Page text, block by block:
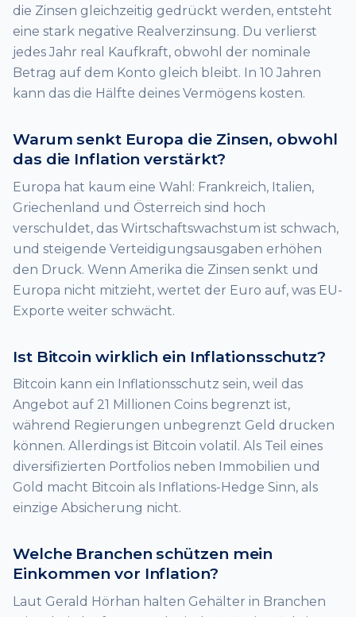
die Zinsen gleichzeitig gedrückt werden, entsteht
eine stark negative Realverzinsung. Du verlierst
jedes Jahr real Kaufkraft, obwohl der nominale
Betrag auf dem Konto gleich bleibt. In 10 Jahren
kann das die Hälfte deines Vermögens kosten.
Warum senkt Europa die Zinsen, obwohl
das die Inflation verstärkt?
Europa hat kaum eine Wahl: Frankreich, Italien,
Griechenland und Österreich sind hoch
verschuldet, das Wirtschaftswachstum ist schwach,
und steigende Verteidigungsausgaben erhöhen
den Druck. Wenn Amerika die Zinsen senkt und
Europa nicht mitzieht, wertet der Euro auf, was EU-
Exporte weiter schwächt.
Ist Bitcoin wirklich ein Inflationsschutz?
Bitcoin kann ein Inflationsschutz sein, weil das
Angebot auf 21 Millionen Coins begrenzt ist,
während Regierungen unbegrenzt Geld drucken
können. Allerdings ist Bitcoin volatil. Als Teil eines
diversifizierten Portfolios neben Immobilien und
Gold macht Bitcoin als Inflations-Hedge Sinn, als
einzige Absicherung nicht.
Welche Branchen schützen mein
Einkommen vor Inflation?
Laut Gerald Hörhan halten Gehälter in Branchen